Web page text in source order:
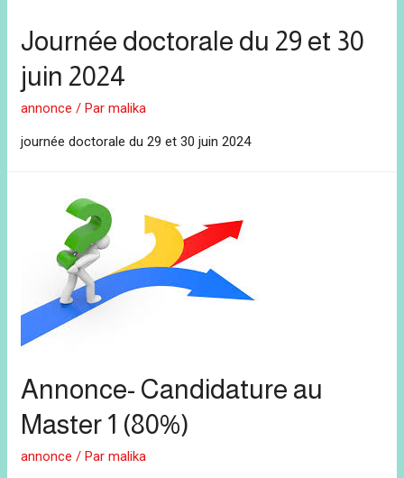
Journée doctorale du 29 et 30
juin 2024
annonce / Parmalika
journée doctorale du 29 et 30 juin 2024
Annonce- Candidature au
Master 1 (80%)
annonce / Parmalika